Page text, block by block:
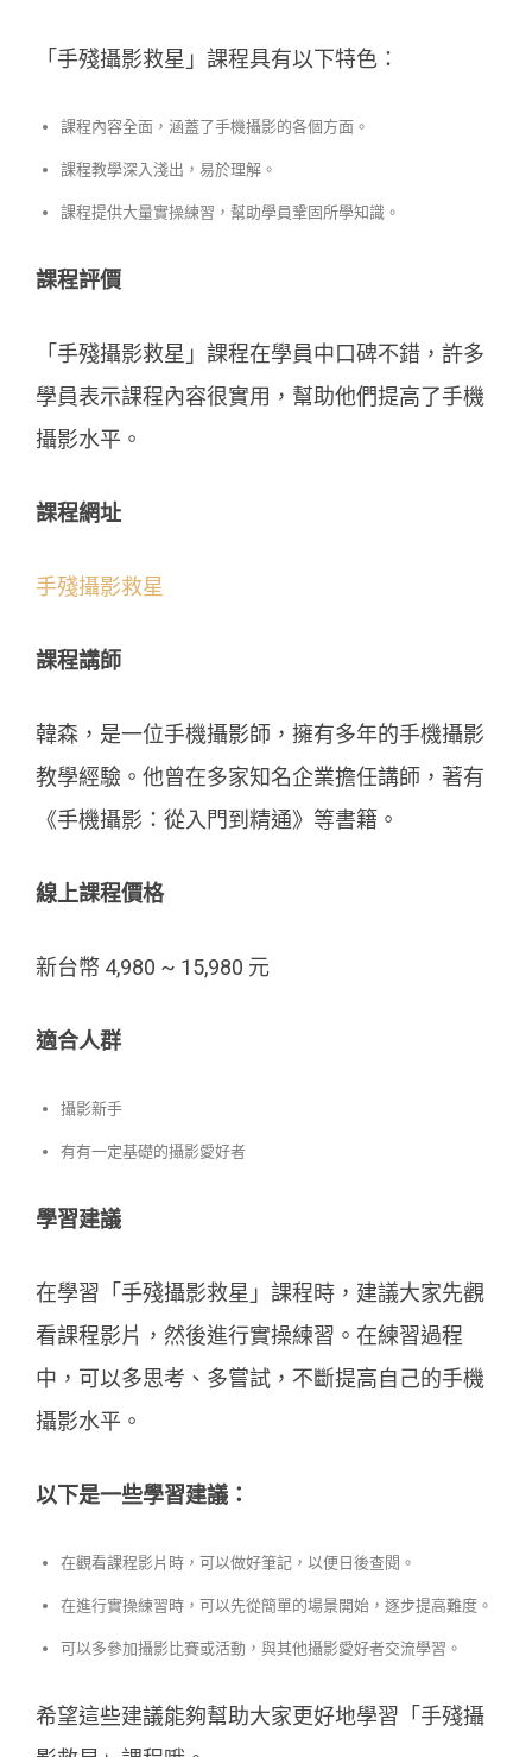
「手殘攝影救星」課程具有以下特色：
課程內容全面，涵蓋了手機攝影的各個方面。
課程教學深入淺出，易於理解。
課程提供大量實操練習，幫助學員鞏固所學知識。
課程評價
「手殘攝影救星」課程在學員中口碑不錯，許多
學員表示課程內容很實用，幫助他們提高了手機
攝影水平。
課程網址
手殘攝影救星
課程講師
韓森，是一位手機攝影師，擁有多年的手機攝影
教學經驗。他曾在多家知名企業擔任講師，著有
《手機攝影：從入門到精通》等書籍。
線上課程價格
新台幣 4,980 ~ 15,980 元
適合人群
攝影新手
有有一定基礎的攝影愛好者
學習建議
在學習「手殘攝影救星」課程時，建議大家先觀
看課程影片，然後進行實操練習。在練習過程
中，可以多思考、多嘗試，不斷提高自己的手機
攝影水平。
以下是一些學習建議：
在觀看課程影片時，可以做好筆記，以便日後查閱。
在進行實操練習時，可以先從簡單的場景開始，逐步提高難度。
可以多參加攝影比賽或活動，與其他攝影愛好者交流學習。
希望這些建議能夠幫助大家更好地學習「手殘攝